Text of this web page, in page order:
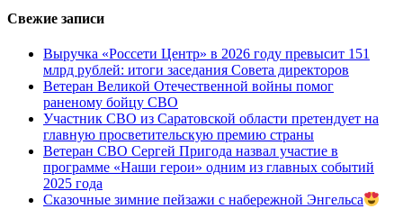
Свежие записи
Выручка «Россети Центр» в 2026 году превысит 151
млрд рублей: итоги заседания Совета директоров
Ветеран Великой Отечественной войны помог
раненому бойцу СВО
Участник СВО из Саратовской области претендует на
главную просветительскую премию страны
Ветеран СВО Сергей Пригода назвал участие в
программе «Наши герои» одним из главных событий
2025 года
Сказочные зимние пейзажи с набережной Энгельса